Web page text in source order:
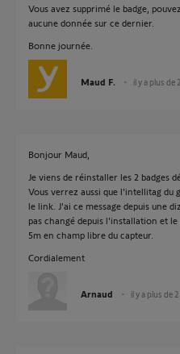
Vous avez supprimé le badge,
aucune donnée sur ce dernier.
Bonne journée.
Maud F. il y a plus de
Bonjour Maud,
Je viens de réinstaller les 2 badges
Vous verrez aussi que l'intellitag du
le link. J'ai ce message depuis une
pas changé depuis l'installation et
5m en champ libre du capteur.
Cordialement
Arnaud il y a plus de